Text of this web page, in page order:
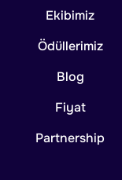
Ekibimiz
Ödüllerimiz
Blog
Fiyat
Partnership